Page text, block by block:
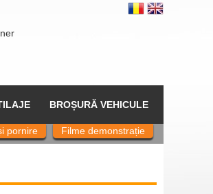
BROȘURĂ VEHICULE
Filme demonstrație
pornire